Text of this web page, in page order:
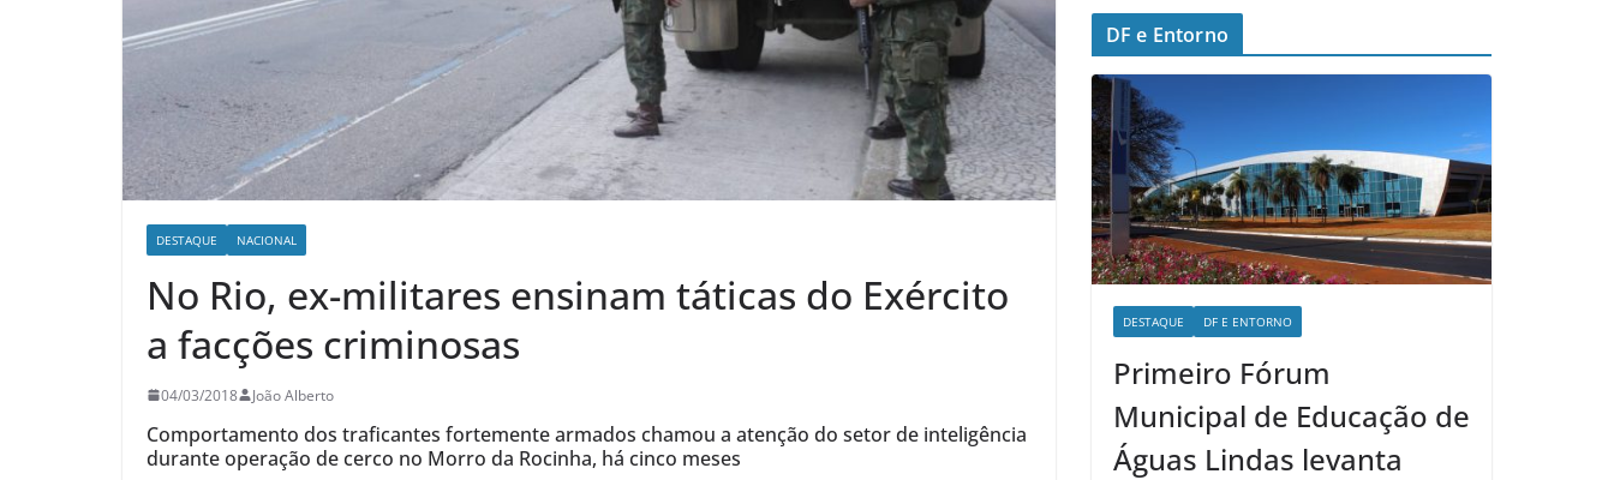
DESTAQUE NACIONAL
No Rio, ex-militares ensinam táticas do Exército
a facções criminosas
04/03/2018 João Alberto
Comportamento dos traficantes fortemente armados chamou a atenção do setor de inteligência
durante operação de cerco no Morro da Rocinha, há cinco meses
DF e Entorno
DESTAQUE DF E ENTORNO
Primeiro Fórum
Municipal de Educação de
Águas Lindas levanta